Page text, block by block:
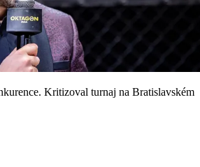
Kritizoval turnaj na Bratislavském